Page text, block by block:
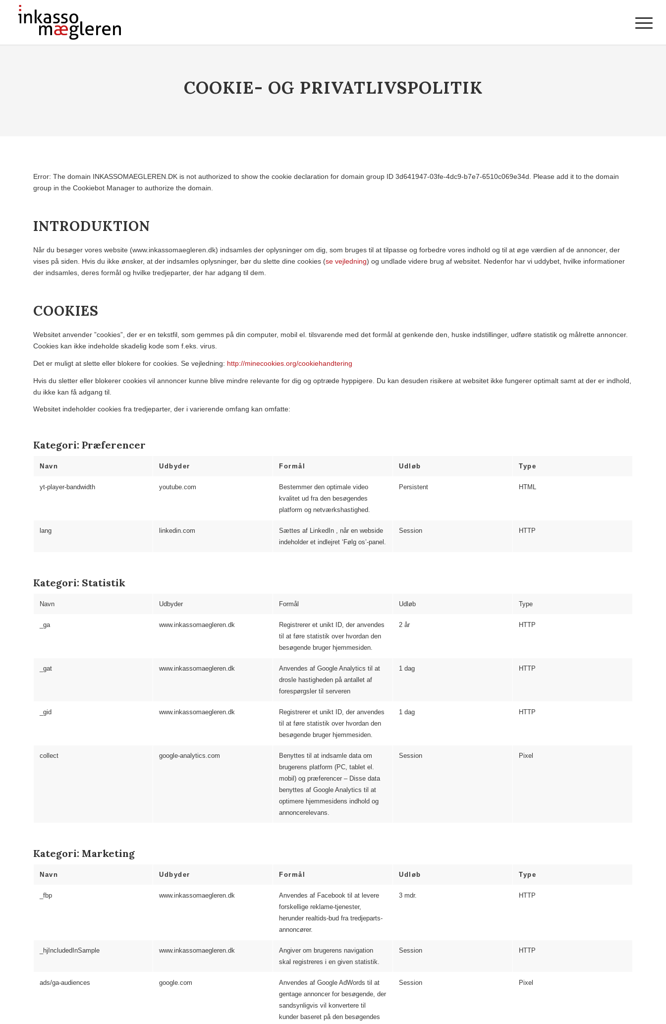
COOKIE- OG PRIVATLIVSPOLITIK
Error: The domain INKASSOMAEGLEREN.DK is not authorized to show the cookie declaration for domain group ID 3d641947-03fe-4dc9-b7e7-6510c069e34d. Please add it to the domain
group in the Cookiebot Manager to authorize the domain.
INTRODUKTION
Når du besøger vores website (www.inkassomaegleren.dk) indsamles der oplysninger om dig, som bruges til at tilpasse og forbedre vores indhold og til at øge værdien af de annoncer, der
vises på siden. Hvis du ikke ønsker, at der indsamles oplysninger, bør du slette dine cookies (se vejledning) og undlade videre brug af websitet. Nedenfor har vi uddybet, hvilke informationer
der indsamles, deres formål og hvilke tredjeparter, der har adgang til dem.
COOKIES
Websitet anvender ”cookies”, der er en tekstfil, som gemmes på din computer, mobil el. tilsvarende med det formål at genkende den, huske indstillinger, udføre statistik og målrette annoncer.
Cookies kan ikke indeholde skadelig kode som f.eks. virus.
Det er muligt at slette eller blokere for cookies. Se vejledning: http://minecookies.org/cookiehandtering
Hvis du sletter eller blokerer cookies vil annoncer kunne blive mindre relevante for dig og optræde hyppigere. Du kan desuden risikere at websitet ikke fungerer optimalt samt at der er indhold,
du ikke kan få adgang til.
Websitet indeholder cookies fra tredjeparter, der i varierende omfang kan omfatte:
Kategori: Præferencer
Navn Udbyder Formål Udløb Type
yt-player-bandwidth youtube.com
Bestemmer den optimale video
kvalitet ud fra den besøgendes
platform og netværkshastighed.
Persistent HTML
lang linkedin.com
Sættes af LinkedIn , når en webside
indeholder et indlejret ‘Følg os’-panel.
Session HTTP
Kategori: Statistik
Navn Udbyder Formål Udløb Type
_ga www.inkassomaegleren.dk
Registrerer et unikt ID, der anvendes
til at føre statistik over hvordan den
besøgende bruger hjemmesiden.
2 år HTTP
_gat www.inkassomaegleren.dk
Anvendes af Google Analytics til at
drosle hastigheden på antallet af
forespørgsler til serveren
1 dag HTTP
_gid www.inkassomaegleren.dk
Registrerer et unikt ID, der anvendes
til at føre statistik over hvordan den
besøgende bruger hjemmesiden.
1 dag HTTP
collect google-analytics.com
Benyttes til at indsamle data om
brugerens platform (PC, tablet el.
mobil) og præferencer – Disse data
benyttes af Google Analytics til at
optimere hjemmesidens indhold og
annoncerelevans.
Session Pixel
Kategori: Marketing
Navn Udbyder Formål Udløb Type
_fbp www.inkassomaegleren.dk
Anvendes af Facebook til at levere
forskellige reklame-tjenester,
herunder realtids-bud fra tredjeparts-
annoncører.
3 mdr. HTTP
_hjIncludedInSample www.inkassomaegleren.dk
Angiver om brugerens navigation
skal registreres i en given statistik.
Session HTTP
ads/ga-audiences google.com
Anvendes af Google AdWords til at
gentage annoncer for besøgende, der
sandsynligvis vil konvertere til
kunder baseret på den besøgendes
Session Pixel